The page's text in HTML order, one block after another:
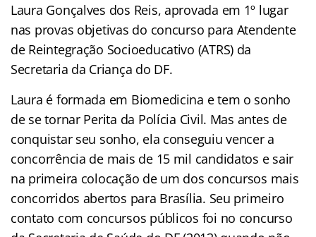
Laura Gonçalves dos Reis, aprovada em 1º lugar
nas provas objetivas do concurso para Atendente
de Reintegração Socioeducativo (ATRS) da
Secretaria da Criança do DF.
Laura é formada em Biomedicina e tem o sonho
de se tornar Perita da Polícia Civil. Mas antes de
conquistar seu sonho, ela conseguiu vencer a
concorrência de mais de 15 mil candidatos e sair
na primeira colocação de um dos concursos mais
concorridos abertos para Brasília. Seu primeiro
contato com concursos públicos foi no concurso